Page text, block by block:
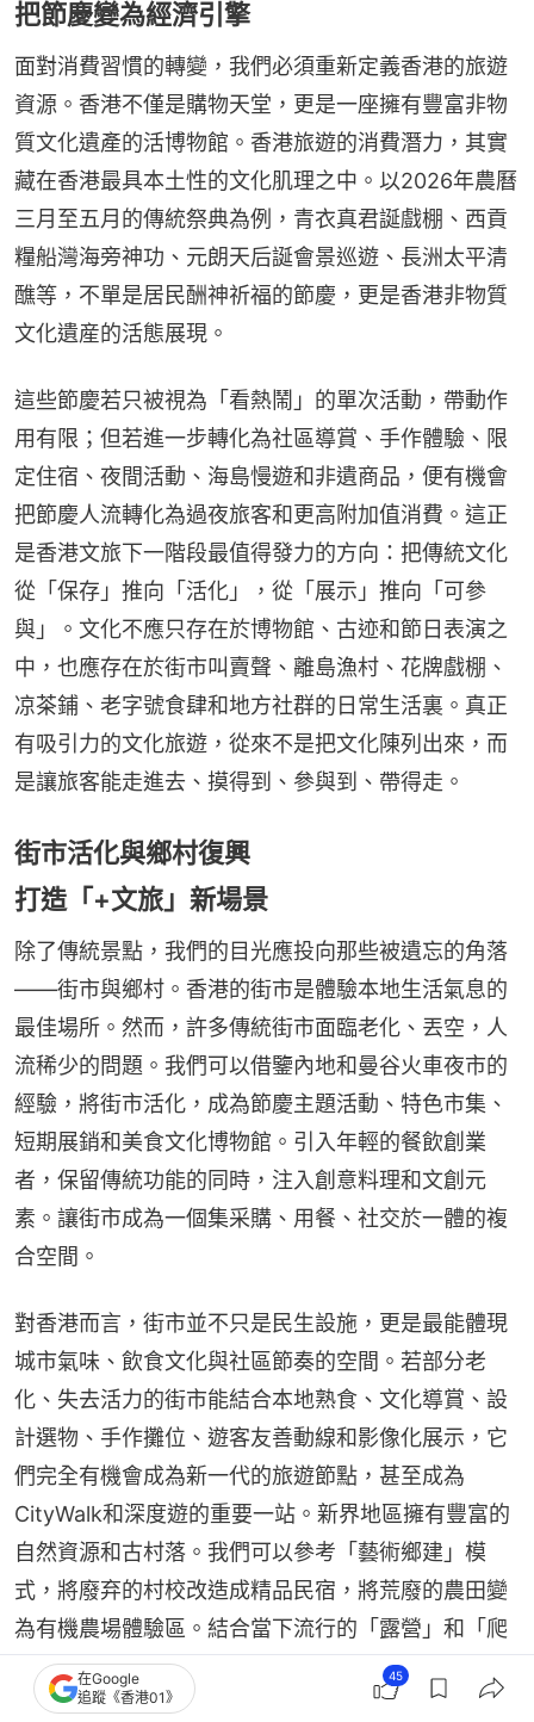
把節慶變為經濟引擎
面對消費習慣的轉變，我們必須重新定義香港的旅遊
資源。香港不僅是購物天堂，更是一座擁有豐富非物
質文化遺產的活博物館。香港旅遊的消費潛力，其實
藏在香港最具本土性的文化肌理之中。以2026年農曆
三月至五月的傳統祭典為例，青衣真君誕戲棚、西貢
糧船灣海旁神功、元朗天后誕會景巡遊、長洲太平清
醮等，不單是居民酬神祈福的節慶，更是香港非物質
文化遺産的活態展現。
這些節慶若只被視為「看熱鬧」的單次活動，帶動作
用有限；但若進一步轉化為社區導賞、手作體驗、限
定住宿、夜間活動、海島慢遊和非遺商品，便有機會
把節慶人流轉化為過夜旅客和更高附加值消費。這正
是香港文旅下一階段最值得發力的方向：把傳統文化
從「保存」推向「活化」，從「展示」推向「可參
與」。文化不應只存在於博物館、古迹和節日表演之
中，也應存在於街市叫賣聲、離島漁村、花牌戲棚、
凉茶鋪、老字號食肆和地方社群的日常生活裏。真正
有吸引力的文化旅遊，從來不是把文化陳列出來，而
是讓旅客能走進去、摸得到、參與到、帶得走。
街市活化與鄉村復興
打造「+文旅」新場景
除了傳統景點，我們的目光應投向那些被遺忘的角落
——街市與鄉村。香港的街市是體驗本地生活氣息的
最佳場所。然而，許多傳統街市面臨老化、丟空，人
流稀少的問題。我們可以借鑒內地和曼谷火車夜市的
經驗，將街市活化，成為節慶主題活動、特色市集、
短期展銷和美食文化博物館。引入年輕的餐飲創業
者，保留傳統功能的同時，注入創意料理和文創元
素。讓街市成為一個集采購、用餐、社交於一體的複
合空間。
對香港而言，街市並不只是民生設施，更是最能體現
城市氣味、飲食文化與社區節奏的空間。若部分老
化、失去活力的街市能結合本地熟食、文化導賞、設
計選物、手作攤位、遊客友善動線和影像化展示，它
們完全有機會成為新一代的旅遊節點，甚至成為
CityWalk和深度遊的重要一站。新界地區擁有豐富的
自然資源和古村落。我們可以參考「藝術鄉建」模
式，將廢弃的村校改造成精品民宿，將荒廢的農田變
為有機農場體驗區。結合當下流行的「露營」和「爬
山CityWalk」風潮，設計一系列郊野徒步路線，將城
市遊客引導至鄉郊地區。這不僅能疏導市區的擁擠人
在Google
追蹤《香港01》
45